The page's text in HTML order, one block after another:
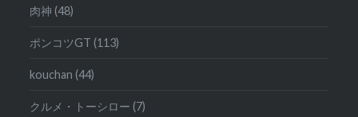
肉神 (48)
ポンコツGT (113)
kouchan (44)
クルメ・トーシロー (7)